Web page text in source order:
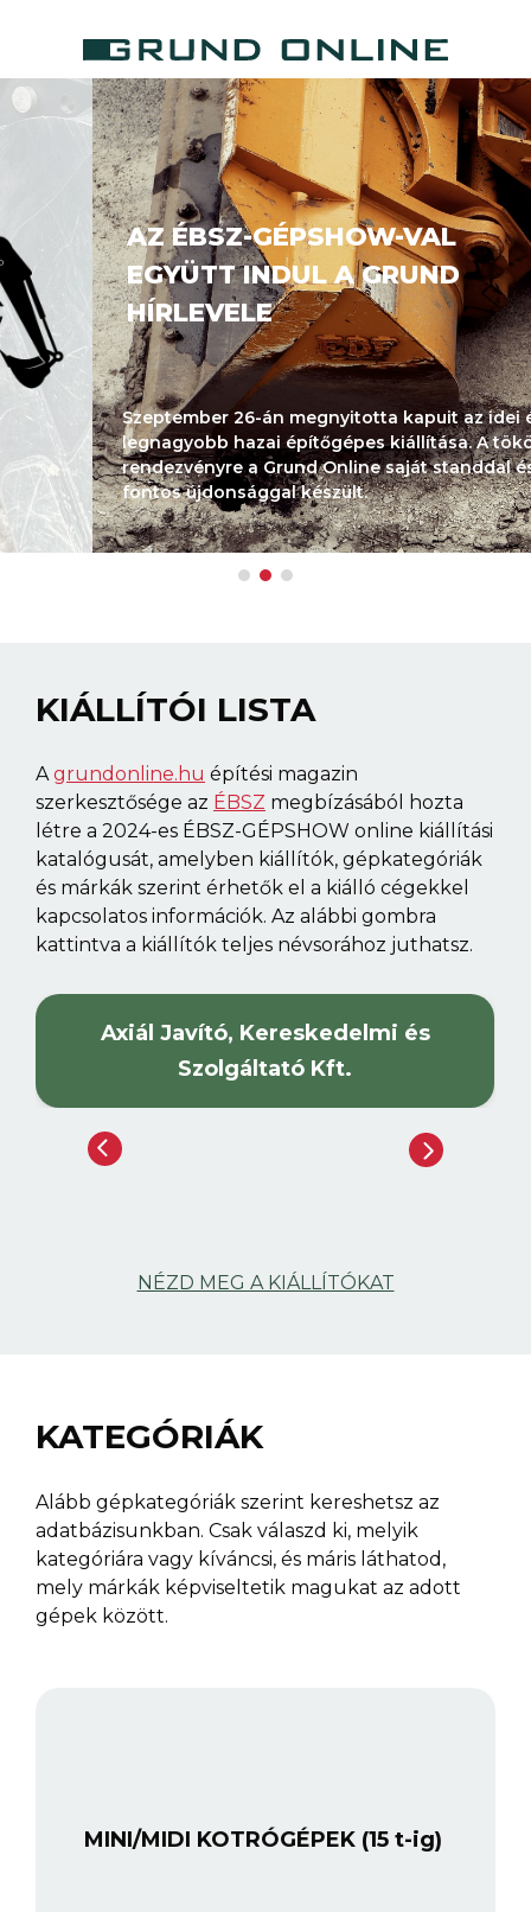
AZ ÉBSZ-GÉPSHOW-VAL
EGYÜTT INDUL A GRUND
HÍRLEVELE
Szeptember 26-án megnyitotta kapuit az idei év
legnagyobb hazai építőgépes kiállítása. A tököli
rendezvényre a Grund Online saját standdal és egy
fontos újdonsággal készült.
KIÁLLÍTÓI LISTA
Agrundonline.hu építési magazin
szerkesztősége az ÉBSZ megbízásából hozta
létre a 2024-es ÉBSZ-GÉPSHOW online kiállítási
katalógusát, amelyben kiállítók, gépkategóriák
és márkák szerint érhetők el a kiálló cégekkel
kapcsolatos információk. Az alábbi gombra
kattintva a kiállítók teljes névsorához juthatsz.
Axiál Javító, Kereskedelmi és
Szolgáltató Kft.
NÉZD MEG A KIÁLLÍTÓKAT
KATEGÓRIÁK
Alább gépkategóriák szerint kereshetsz az
adatbázisunkban. Csak válaszd ki, melyik
kategóriára vagy kíváncsi, és máris láthatod,
mely márkák képviseltetik magukat az adott
gépek között.
MINI/MIDI KOTRÓGÉPEK (15 t-ig)